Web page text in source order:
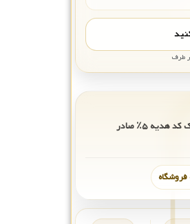
کد هدیه۵٪ صادر